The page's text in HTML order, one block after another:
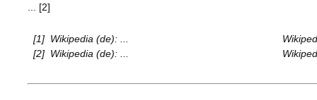
... [2]
[1] Wikipedia (de): ...
[2] Wikipedia (de): ...